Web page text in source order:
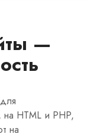
—
на HTML и PHP,
на